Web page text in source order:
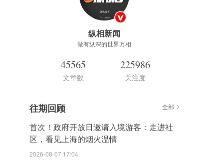
纵相新闻
做有纵深的世界万相
45565
文章数
225986
关注度
往期回顾 全部
首次！政府开放日邀请入境游客：走进社
区，看见上海的烟火温情
2026-08-07 17:04